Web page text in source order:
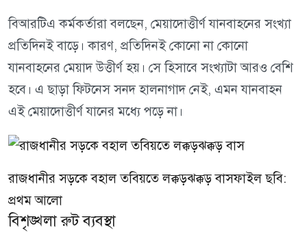
বিআরটিএ কর্মকর্তারা বলছেন, মেয়াদোত্তীর্ণ যানবাহনের সংখ্যা
প্রতিদিনই বাড়ে। কারণ, প্রতিদিনই কোনো না কোনো
যানবাহনের মেয়াদ উত্তীর্ণ হয়। সে হিসাবে সংখ্যাটা আরও বেশি
হবে। এ ছাড়া ফিটনেস সনদ হালনাগাদ নেই, এমন যানবাহন
এই মেয়াদোত্তীর্ণ যানের মধ্যে পড়ে না।
রাজধানীর সড়কে বহাল তবিয়তে লক্কড়ঝক্কড় বাসফাইল ছবি:
প্রথম আলো
বিশৃঙ্খলা রুট ব্যবস্থা